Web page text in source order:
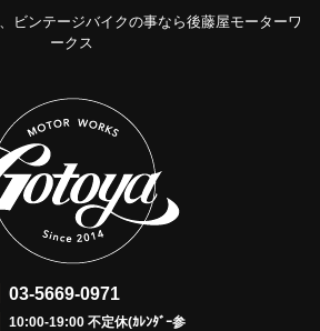
ビンテージバイクの事なら後藤屋モーターワ
ークス
03-5669-0971
10:00-19:00 不定休(ｶﾚﾝﾀﾞｰ参